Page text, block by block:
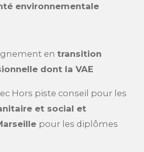
environnementale
en transition
dont la VAE
Hors piste conseil pour les
et social et
pour les diplômes